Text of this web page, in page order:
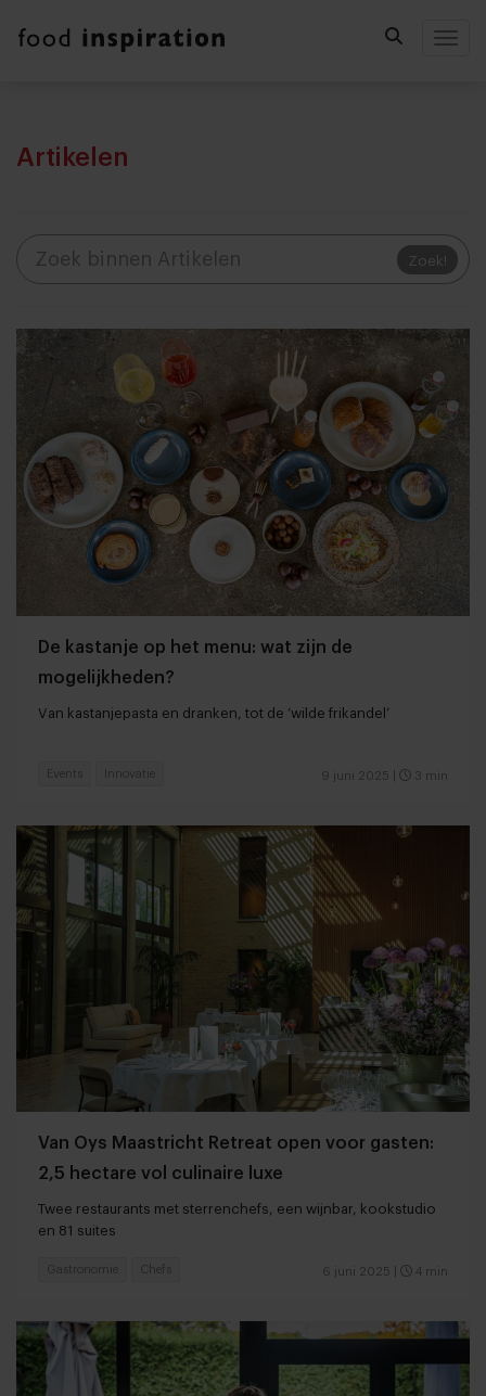
Artikelen
Zoek!
De kastanje op het menu: wat zijn de
mogelijkheden?
Van kastanjepasta en dranken, tot de ‘wilde frikandel’
9 juni 2025 3 min
Events Innovatie
Van Oys Maastricht Retreat open voor gasten:
2,5 hectare vol culinaire luxe
Twee restaurants met sterrenchefs, een wijnbar, kookstudio
en 81 suites
6 juni 2025 4 min
Gastronomie Chefs